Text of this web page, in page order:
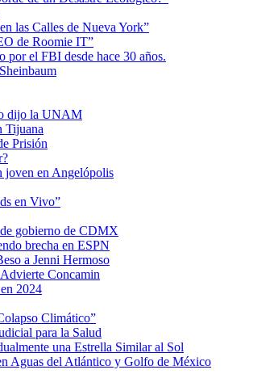
las Calles de Nueva York”
de Roomie IT”
por el FBI desde hace 30 años.
dijo la UNAM
Tijuana
Prisión
joven en Angelópolis
en Vivo”
gobierno de CDMX
brecha en ESPN
a Jenni Hermoso
Concamin
2024
Climático”
para la Salud
una Estrella Similar al Sol
Aguas del Atlántico y Golfo de México